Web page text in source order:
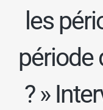
les
période
? »